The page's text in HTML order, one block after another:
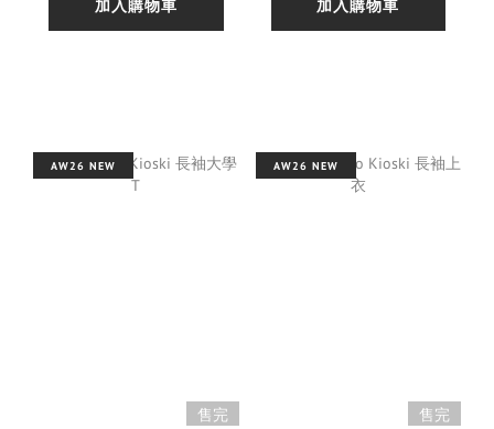
加入購物車 加入購物車
AW26 NEW
售完
AW26 NEW
售完